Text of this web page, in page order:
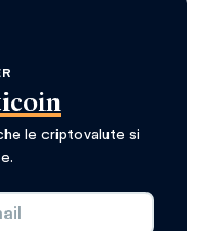
le criptovalute si